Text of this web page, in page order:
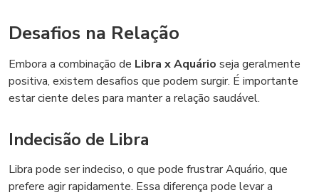
Desafios na Relação
Embora a combinação de Libra x Aquário seja geralmente
positiva, existem desafios que podem surgir. É importante
estar ciente deles para manter a relação saudável.
Indecisão de Libra
Libra pode ser indeciso, o que pode frustrar Aquário, que
prefere agir rapidamente. Essa diferença pode levar a